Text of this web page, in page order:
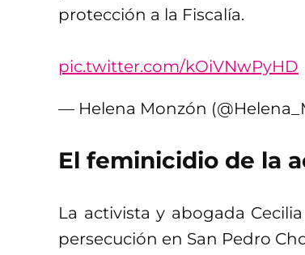
protección a la Fiscalía.
pic.twitter.com/kOiVNwPyHD
— Helena Monzón
El feminicidio de la
La activista y abogada
persecución en San Pedro